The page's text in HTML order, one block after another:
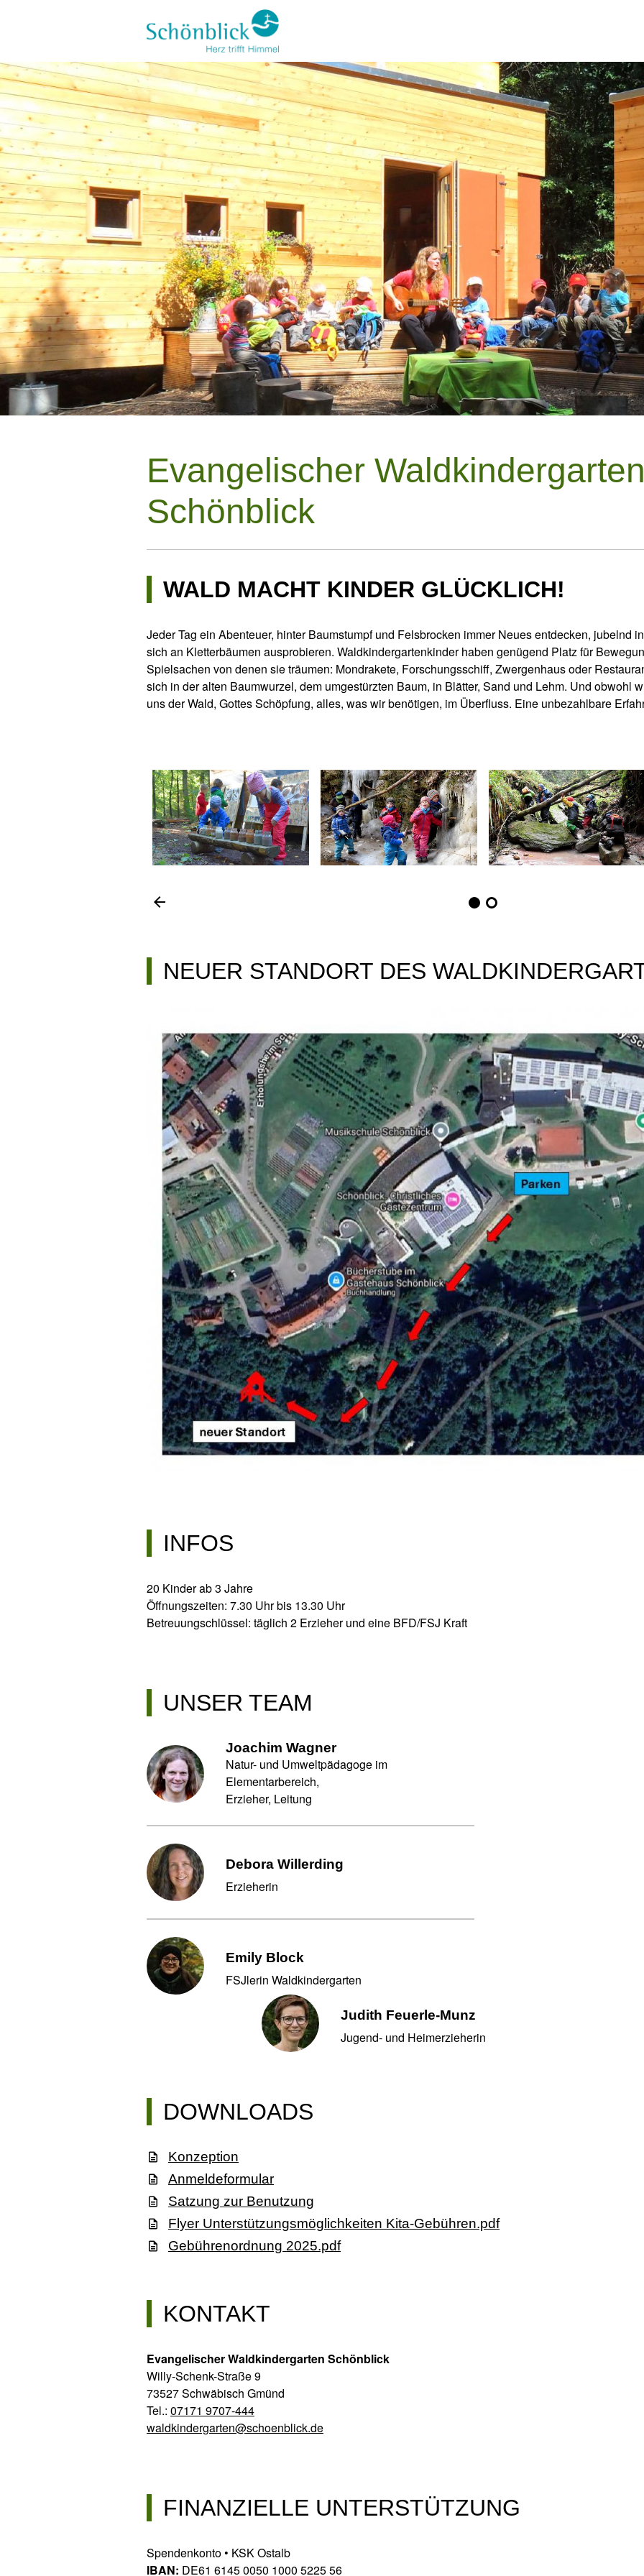
Evangelischer
Schönblick
WALD MACHT KINDER GLÜCKLICH!
Jeder Tag ein Abenteuer, hinter Baumstumpf und Felsbrocken immer Neues entdecken, jubelnd
sich an Kletterbäumen ausprobieren. Waldkindergartenkinder haben genügend Platz für
Spielsachen von denen sie träumen: Mondrakete, Forschungsschiff, Zwergenhaus oder
sich in der alten Baumwurzel, dem umgestürzten Baum, in Blätter, Sand und Lehm. Und obwohl
uns der Wald, Gottes Schöpfung, alles, was wir benötigen, im Überfluss. Eine unbezahlbare
arrow_back
NEUER STANDORT DES
INFOS
20 Kinder ab 3 Jahre
Öffnungszeiten: 7.30 Uhr bis 13.30 Uhr
Betreuungschlüssel: täglich 2 Erzieher und eine BFD/FSJ Kraft
UNSER TEAM
Joachim Wagner
Natur- und Umweltpädagoge im
Elementarbereich,
Erzieher, Leitung
Debora Willerding
Erzieherin
Emily Block
FSJlerin Waldkindergarten
Judith Feuerle-Munz
Jugend- und Heimerzieherin
DOWNLOADS
Konzeption
Anmeldeformular
Satzung zur Benutzung
Flyer Unterstützungsmöglichkeiten Kita-Gebühren.pdf
Gebührenordnung 2025.pdf
KONTAKT
Evangelischer Waldkindergarten Schönblick
Willy-Schenk-Straße 9
73527 Schwäbisch Gmünd
Tel.: 07171 9707-444
waldkindergarten@schoenblick.de
FINANZIELLE UNTERSTÜTZUNG
Spendenkonto • KSK Ostalb
IBAN: DE61 6145 0050 1000 5225 56